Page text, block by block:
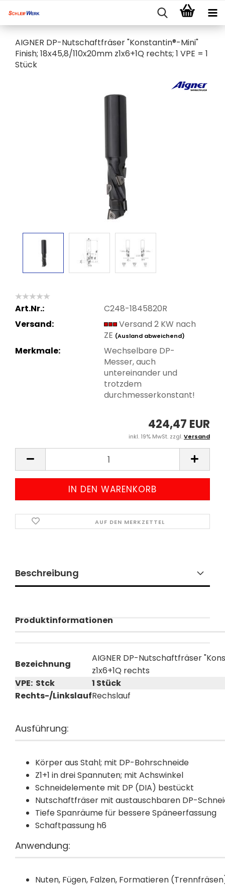
AIGNER DP-Nutschaftfräser "Konstantin®-Mini"
Finish; 18x45,8/110x20mm z1x6+1Q rechts; 1 VPE = 1
Stück
Art.Nr.:
C248-1845820R
Versand:
Versand 2 KW nach
ZE (Ausland abweichend)
Merkmale:
Wechselbare DP-
Messer, auch
untereinander und
trotzdem
durchmesserkonstant!
424,47 EUR
inkl. 19% MwSt. zzgl.Versand
AUF DEN MERKZETTEL
Beschreibung
Produktinformationen
Bezeichnung
AIGNER DP-Nutschaftfräser
z1x6+1Q rechts
VPE: Stck
1 Stück
Rechts-/LinkslaufRechslauf
Ausführung:
Körper aus Stahl; mit DP-Bohrschneide
Z1+1 in drei Spannuten; mit Achswinkel
Schneidelemente mit DP (DIA) bestückt
Nutschaftfräser mit austauschbaren DP-
Tiefe Spanräume für bessere Späneerfassung
Schaftpassung h6
Anwendung:
Nuten, Fügen, Falzen, Formatieren